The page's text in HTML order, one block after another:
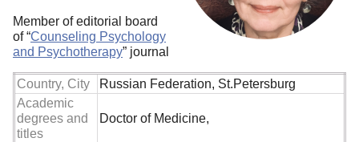
Member of editorial board
of “Counseling Psychology
and Psychotherapy” journal
Country, City
Russian Federation, St.Petersburg
Academic
degrees and
titles
Doctor of Medicine,